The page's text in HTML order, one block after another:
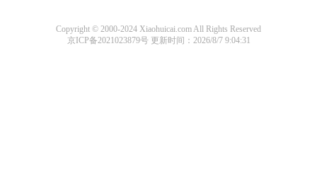
Copyright © 2000-2024 Xiaohuicai.com All Rights Reserved
京ICP备2021023879号更新时间：2026/8/7 9:04:31